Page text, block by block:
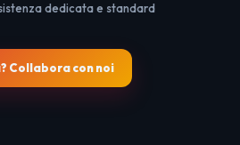
dedicata e standard
Collabora con noi